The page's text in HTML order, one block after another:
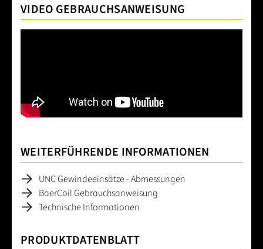
VIDEO GEBRAUCHSANWEISUNG
WEITERFÜHRENDE INFORMATIONEN
UNC Gewindeeinsätze - Abmessungen
BaerCoil Gebrauchsanweisung
Technische Informationen
PRODUKTDATENBLATT